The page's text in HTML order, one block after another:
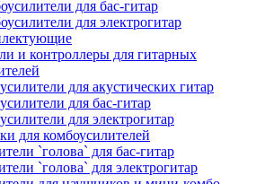
для бас-гитар
для электрогитар
и контроллеры для гитарных
для акустических гитар
для бас-гитар
для электрогитар
для комбоусилителей
`голова` для бас-гитар
`голова` для электрогитар